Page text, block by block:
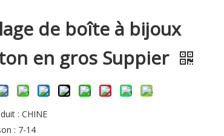
de boîte à bijoux
en gros Suppier
: CHINE
: 7-14